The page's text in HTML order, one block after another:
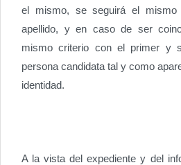
el mismo, se seguirá el mismo
apellido, y en caso de ser
mismo criterio con el primer y
persona candidata tal y como
identidad.
A la vista del expediente y del